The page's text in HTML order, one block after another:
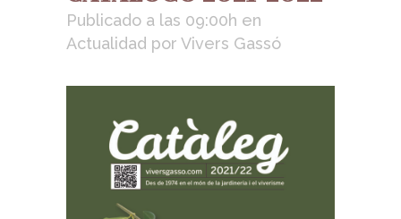
Publicado a las 09:00h en
Actualidad por Vivers Gassó